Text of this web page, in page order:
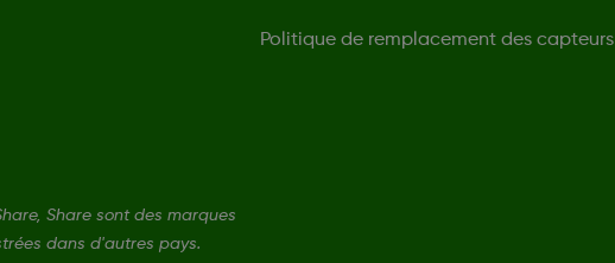
Politique de remplacement des capteurs
Share sont des marques
dans d'autres pays.